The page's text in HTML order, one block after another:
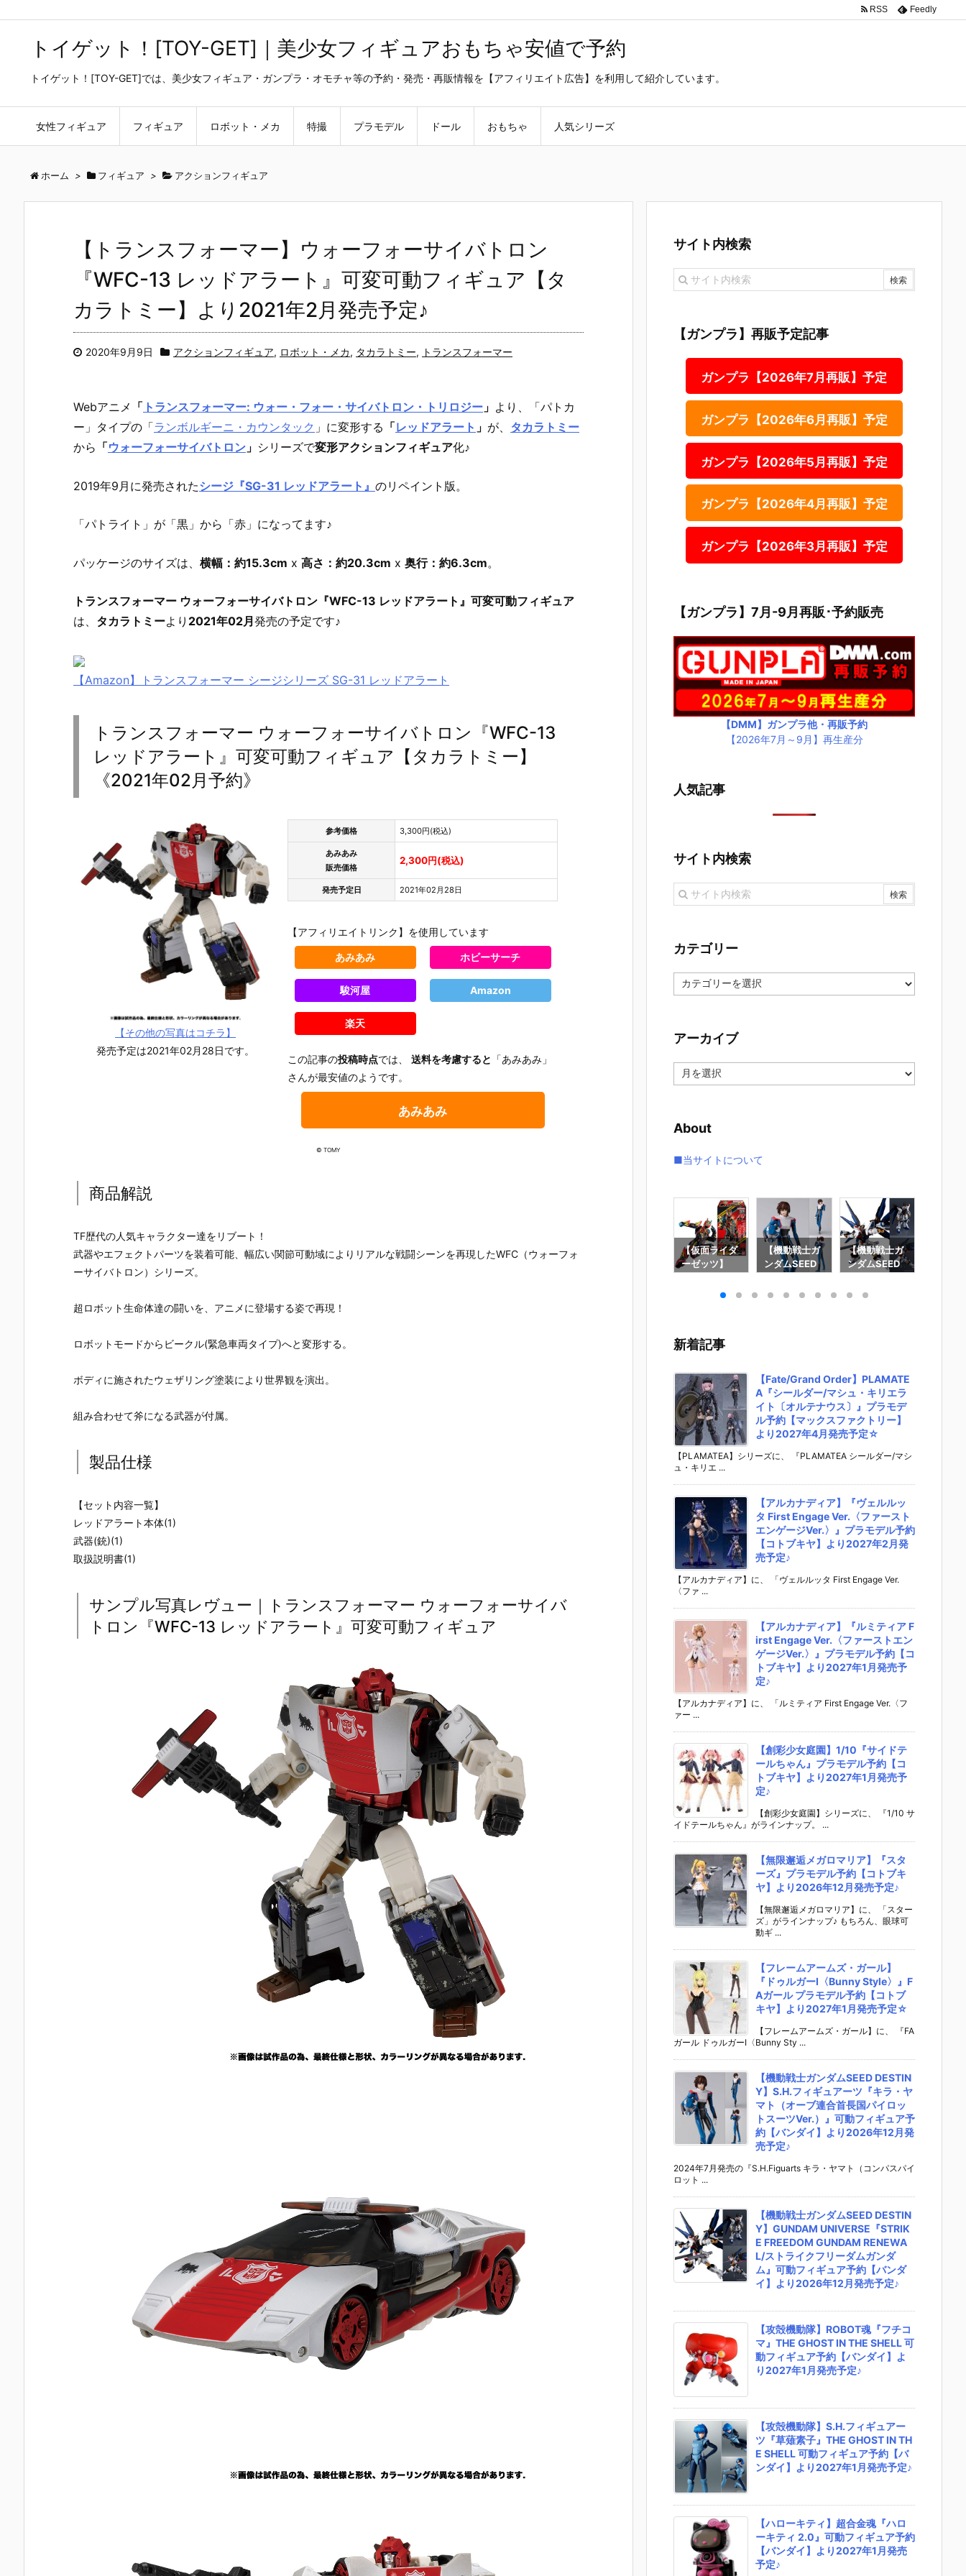
トイゲット！[TOY-GET]｜美少女フィギュアおもちゃ安値で予約
トイゲット！[TOY-GET]では、美少女フィギュア・ガンプラ・オモチャ等の予約・発売・再販情報を【アフィリエイト広告】を利用して紹介しています。
女性フィギュア フィギュア ロボット・メカ 特撮 プラモデル ドール おもちゃ 人気シリーズ
RSS Feedly
ホーム > フィギュア > アクションフィギュア
【トランスフォーマー】ウォーフォーサイバトロン
『WFC-13 レッドアラート』可変可動フィギュア【タ
カラトミー】より2021年2月発売予定♪
2020年9月9日 アクションフィギュア, ロボット・メカ, タカラトミー, トランスフォーマー
Webアニメ 「 トランスフォーマー: ウォー・フォー・サイバトロン・トリロジー 」 より、「パトカ
ー」タイプの「ランボルギーニ・カウンタック 」に変形する 「レッドアラート 」 が、 タカラトミー
から 「ウォーフォーサイバトロン 」 シリーズで変形アクションフィギュア化♪
2019年9月に発売されたシージ『SG-31 レッドアラート』 のリペイント版。
「パトライト」が「黒」から「赤」になってます♪
パッケージのサイズは、 横幅：約15.3cm x 高さ：約20.3cm x 奥行：約6.3cm。
トランスフォーマー ウォーフォーサイバトロン『WFC-13 レッドアラート』可変可動フィギュア
は、 タカラトミーより 2021年02月 発売の予定です♪
【Amazon】トランスフォーマー シージシリーズ SG-31 レッドアラート
トランスフォーマー ウォーフォーサイバトロン『WFC-13
レッドアラート』可変可動フィギュア【タカラトミー】
《2021年02月予約》
【その他の写真はコチラ】
発売予定は2021年02月28日です。
参考価格 3,300円(税込)
あみあみ
販売価格
2,300円(税込)
発売予定日 2021年02月28日
【アフィリエイトリンク】を使用しています
あみあみ ホビーサーチ
駿河屋 Amazon
楽天
この記事の投稿時点では、送料を考慮すると 「あみあみ」
さんが最安値のようです。
あみあみ
© TOMY
商品解説
TF歴代の人気キャラクター達をリブート！
武器やエフェクトパーツを装着可能、幅広い関節可動域によりリアルな戦闘シーンを再現したWFC（ウォーフォ
ーサイバトロン）シリーズ。
超ロボット生命体達の闘いを、アニメに登場する姿で再現！
ロボットモードからビークル(緊急車両タイプ)へと変形する。
ボディに施されたウェザリング塗装により世界観を演出。
組み合わせて斧になる武器が付属。
製品仕様
【セット内容一覧】
レッドアラート本体(1)
武器(銃)(1)
取扱説明書(1)
サンプル写真レヴュー｜トランスフォーマー ウォーフォーサイバ
トロン『WFC-13 レッドアラート』可変可動フィギュア
サイト内検索
【ガンプラ】再販予定記事
ガンプラ【2026年7月再販】予定
ガンプラ【2026年6月再販】予定
ガンプラ【2026年5月再販】予定
ガンプラ【2026年4月再販】予定
ガンプラ【2026年3月再販】予定
【ガンプラ】7月-9月再販･予約販売
【DMM】ガンプラ他・再販予約
【2026年7月～9月】再生産分
人気記事
サイト内検索
カテゴリー
カ
テ
ー
アーカイブ
ー
ブ
About
■当サイトについて
【機動戦士ガ
ンダム』可動
【攻殻機動
魂『フチコ
OST IN THE
【バンダイ】
月発売予定♪
【攻殻機動
隊】S.H.フィ
ギュアーツ
THE GHOST
ュア予約【バ
2027年1月発
売予定♪
【ハローキテ
フィギュア予
7年1月発売予
【機動警察パ
トレイバー E
【大鉄人17】
超合金魂『G
【超電磁ロボ
コン・バトラ
【仮面ライダ
ーゼッツ】
イダーゼッツ
ード』食玩フ
【バンダイ】
より2026年8
月3日発売♪
【機動戦士ガ
ンダムSEED
S.H.フィギュ
r.）』可動フ
ィギュア予約
【バンダイ】
より2026年1
2月発売予定♪
【機動戦士ガ
ンダムSEED
UNDAM UNI
フリーダムガ
ンダム』可動
フィギュア予
約【バンダ
イ】より202
6年12月発売
予定♪
新着記事
【Fate/Grand Order】PLAMATE
A『シールダー/マシュ・キリエラ
イト〔オルテナウス〕』プラモデ
ル予約【マックスファクトリー】
より2027年4月発売予定☆
【PLAMATEA】シリーズに、 『PLAMATEA シールダー/マシ
ュ・キリエ ...
【アルカナディア】『ヴェルルッ
タ First Engage Ver.〈ファースト
エンゲージVer.〉』プラモデル予約
【コトブキヤ】より2027年2月発
売予定♪
【アルカナディア】に、 「ヴェルルッタ First Engage Ver.
〈ファ ...
【アルカナディア】『ルミティア F
irst Engage Ver.〈ファーストエン
ゲージVer.〉』プラモデル予約【コ
トブキヤ】より2027年1月発売予
定♪
【アルカナディア】に、 「ルミティア First Engage Ver.〈フ
ァー ...
【創彩少女庭園】1/10『サイドテ
ールちゃん』プラモデル予約【コ
トブキヤ】より2027年1月発売予
定♪
【創彩少女庭園】シリーズに、 『1/10 サ
イドテールちゃん』がラインナップ。 ...
【無限邂逅メガロマリア】『スタ
ーズ』プラモデル予約【コトブキ
ヤ】より2026年12月発売予定♪
【無限邂逅メガロマリア】に、 「スター
ズ」がラインナップ♪ もちろん、眼球可
動ギ ...
【フレームアームズ・ガール】
『ドゥルガーI〈Bunny Style〉』F
Aガール プラモデル予約【コトブ
キヤ】より2027年1月発売予定☆
【フレームアームズ・ガール】に、 『FA
ガール ドゥルガーI〈Bunny Sty ...
【機動戦士ガンダムSEED DESTIN
Y】S.H.フィギュアーツ『キラ・ヤ
マト（オーブ連合首長国パイロッ
トスーツVer.）』可動フィギュア予
約【バンダイ】より2026年12月発
売予定♪
2024年7月発売の『S.H.Figuarts キラ・ヤマト（コンパスパイ
ロット ...
【機動戦士ガンダムSEED DESTIN
Y】GUNDAM UNIVERSE『STRIK
E FREEDOM GUNDAM RENEWA
L/ストライクフリーダムガンダ
ム』可動フィギュア予約【バンダ
イ】より2026年12月発売予定♪
【攻殻機動隊】ROBOT魂『フチコ
マ』THE GHOST IN THE SHELL 可
動フィギュア予約【バンダイ】よ
り2027年1月発売予定♪
【攻殻機動隊】S.H.フィギュアー
ツ『草薙素子』THE GHOST IN TH
E SHELL 可動フィギュア予約【バ
ンダイ】より2027年1月発売予定♪
【ハローキティ】超合金魂『ハロ
ーキティ 2.0』可動フィギュア予約
【バンダイ】より2027年1月発売
予定♪